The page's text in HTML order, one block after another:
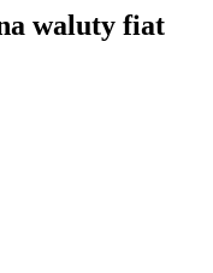
waluty fiat